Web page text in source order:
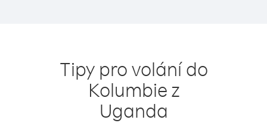
Tipy pro volání do
Kolumbie z
Uganda